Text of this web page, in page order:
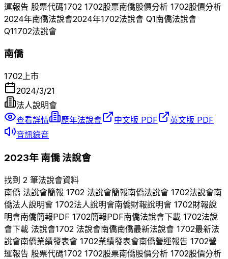
運報告 股票代碼1702 1702股票南僑股價分析 1702股價分析
2024年南僑法說會2024年1702法說會 Q1南僑法說會
Q11702法說會
南僑
1702上市
2024/3/21
法人說明會
查看詳情
歷年法說會 中文版 PDF
英文版 PDF
音訊錄音
2023年 南僑法說會
找到 2 筆法說會資料
南僑 法說會簡報 1702 法說會簡報南僑法說會 1702法說會南
僑法人說明會 1702法人說明會南僑財報說明會 1702財報說
明會南僑簡報PDF 1702簡報PDF南僑法說會下載 1702法說
會下載 法說會1702 法說會南僑南僑最新法說會 1702最新法
說會南僑業績發表會 1702業績發表會南僑營運報告 1702營
運報告 股票代碼1702 1702股票南僑股價分析 1702股價分析